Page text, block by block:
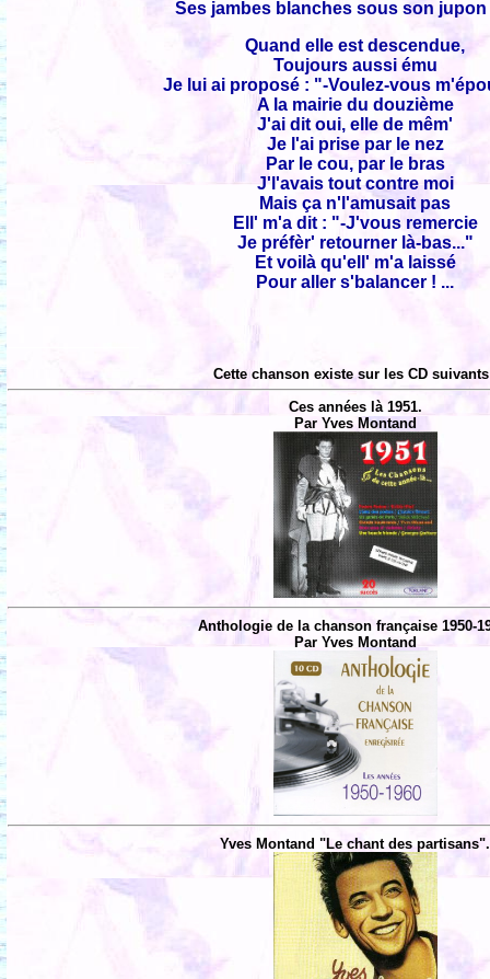
Ses jambes blanches sous son jupon
Quand elle est descendue,
Toujours aussi ému
Je lui ai proposé : "-Voulez-vous
A la mairie du douzième
J'ai dit oui, elle de mêm'
Je l'ai prise par le nez
Par le cou, par le bras
J'l'avais tout contre moi
Mais ça n'l'amusait pas
Ell' m'a dit : "-J'vous remercie
Je préfèr' retourner là-bas..."
Et voilà qu'ell' m'a laissé
Pour aller s'balancer ! ...
Cette chanson existe sur les CD
Ces années là 1951.
Par Yves Montand
Anthologie de la chanson française 1950-
Par Yves Montand
Yves Montand "Le chant des partisans".